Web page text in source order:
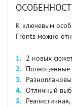
К ключевым
Fronts можно
2 новых
Полноценные
Отличный